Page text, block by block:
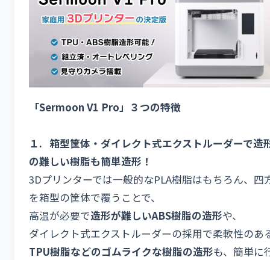
「Sermoon V1 Pro」３つの特徴
１. 箱型筐体・ダイレクト式エクストルーダーで造
の難しい樹脂も簡単造形！
3Dプリンターでは一般的なPLA樹脂はもちろん、四
を箱型の筐体で覆うことで、
高温が必要で造形が難しいABS樹脂の造形や、
ダイレクト式エクストルーダーの採用で柔軟性のあ
TPU樹脂などのゴムライクな樹脂の造形も、簡単に